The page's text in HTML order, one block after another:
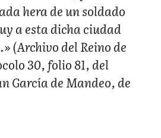
hera de un soldado
a esta dicha ciudad
(Archivo del Reino de
30, folio 81, del
García de Mandeo, de